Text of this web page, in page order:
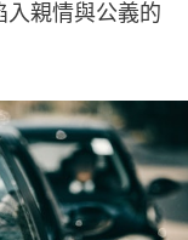
入親情與公義的